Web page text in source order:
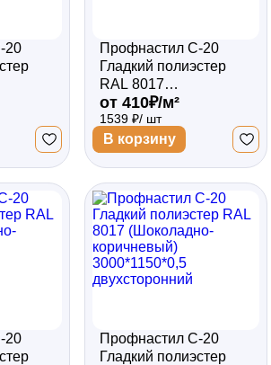
система
гипсокартона
20
Профнастил С-20
Гладкий полиэстер
RAL 8017
(Шоколадно-
коричневый)
3000*1150*0,35
односторонний
от 410₽/м²
1539 ₽/ шт
В корзину
20
Профнастил С-20
Гладкий полиэстер